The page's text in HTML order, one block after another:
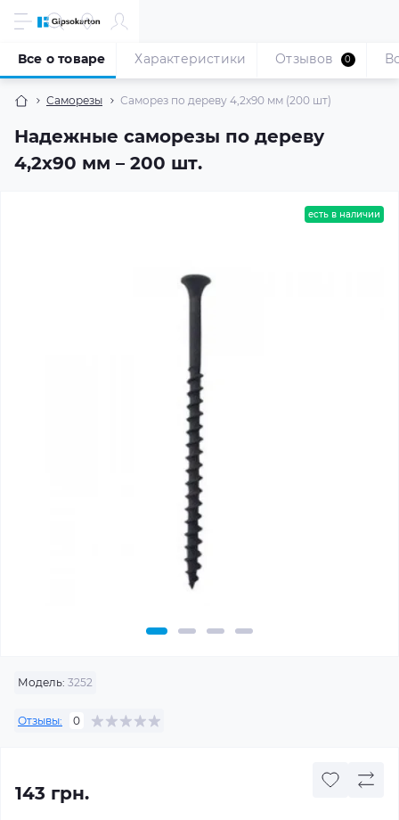
Саморезы Саморез по дереву 4,2x90 мм (200 шт)
Надежные саморезы по дереву
4,2x90 мм – 200 шт.
Все о товаре Характеристики Отзывов 0
есть в наличии
Модель: 3252
Отзывы: 0
143 грн.